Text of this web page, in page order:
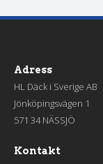
Adress
HL Däck i Sverige AB
Jönköpingsvägen 1
571 34 NÄSSJÖ
Kontakt